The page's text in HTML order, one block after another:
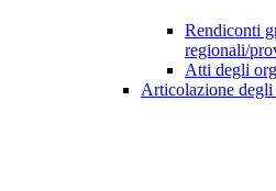
Rendiconti
regionali/
Atti degli
Articolazione